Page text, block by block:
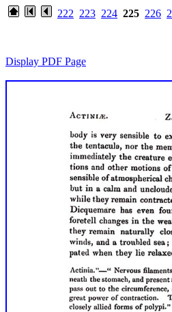
222 223 224 225 226
Display PDF Page